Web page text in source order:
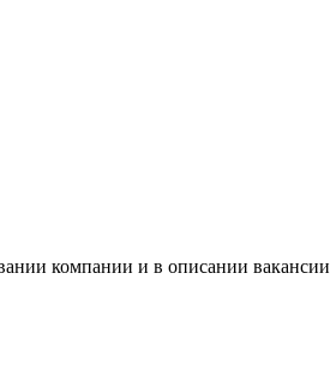
компании и в описании вакансии